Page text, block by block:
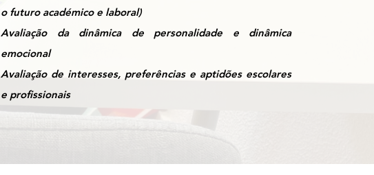
o futuro académico e laboral)
Avaliação da dinâmica de personalidade e dinâmica
emocional
Avaliação de interesses, preferências e aptidões escolares
e profissionais